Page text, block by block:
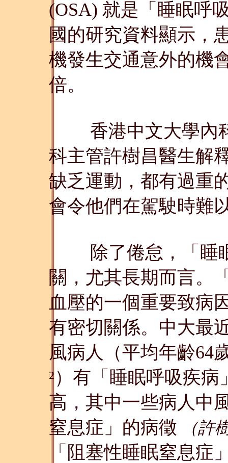
(OSA) 就是「睡眠呼
國的研究資料顯示，
機發生交通意外的機
倍。
香港中文大學內科
科主管許樹昌醫生解
缺乏運動，都有過重
會令他們在駕駛時難
除了倦怠，「睡眠
關，尤其長期而言。
血壓的一個重要致病
有密切關係。中大最
風病人（平均年齡64
²）有「睡眠呼吸疾病
高，其中一些病人中
窒息症」的病徵 （許
「阻塞性睡眠窒息症